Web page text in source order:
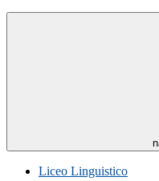
Liceo Linguistico